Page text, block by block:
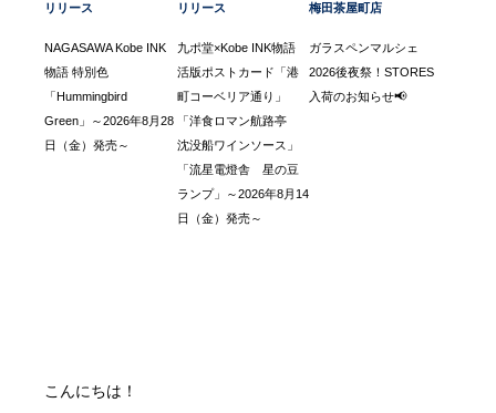
リリース
NAGASAWA Kobe INK
物語 特別色
「Hummingbird
Green」～2026年8月28
日（金）発売～
リリース
九ポ堂×Kobe INK物語
活版ポストカード「港
町コーベリア通り」
「洋食ロマン航路亭
沈没船ワインソース」
「流星電燈舎 星の豆
ランプ」～2026年8月14
日（金）発売～
梅田茶屋町店
ガラスペンマルシェ
2026後夜祭！STORES
入荷のお知らせ📢
こんにちは！